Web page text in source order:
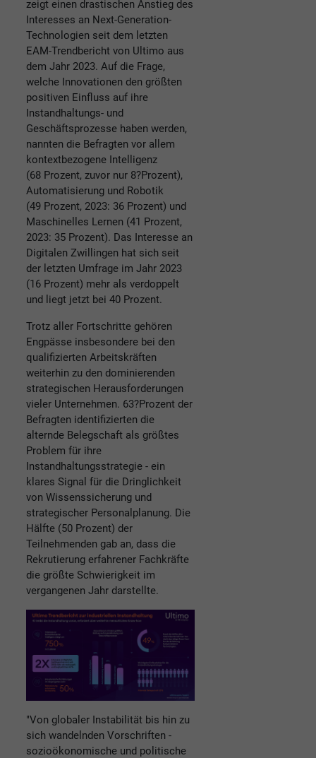
zeigt einen drastischen Anstieg des
Interesses an Next-Generation-
Technologien seit dem letzten
EAM-Trendbericht von Ultimo aus
dem Jahr 2023. Auf die Frage,
welche Innovationen den größten
positiven Einfluss auf ihre
Instandhaltungs- und
Geschäftsprozesse haben werden,
nannten die Befragten vor allem
kontextbezogene Intelligenz
(68 Prozent, zuvor nur 8?Prozent),
Automatisierung und Robotik
(49 Prozent, 2023: 36 Prozent) und
Maschinelles Lernen (41 Prozent,
2023: 35 Prozent). Das Interesse an
Digitalen Zwillingen hat sich seit
der letzten Umfrage im Jahr 2023
(16 Prozent) mehr als verdoppelt
und liegt jetzt bei 40 Prozent.
Trotz aller Fortschritte gehören
Engpässe insbesondere bei den
qualifizierten Arbeitskräften
weiterhin zu den dominierenden
strategischen Herausforderungen
vieler Unternehmen. 63?Prozent der
Befragten identifizierten die
alternde Belegschaft als größtes
Problem für ihre
Instandhaltungsstrategie - ein
klares Signal für die Dringlichkeit
von Wissenssicherung und
strategischer Personalplanung. Die
Hälfte (50 Prozent) der
Teilnehmenden gab an, dass die
Rekrutierung erfahrener Fachkräfte
die größte Schwierigkeit im
vergangenen Jahr darstellte.
"Von globaler Instabilität bis hin zu
sich wandelnden Vorschriften -
sozioökonomische und politische